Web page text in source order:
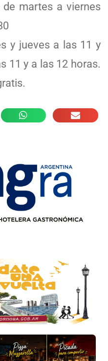
martes a viernes
y jueves a las 11 y
11 y a las 12 horas.